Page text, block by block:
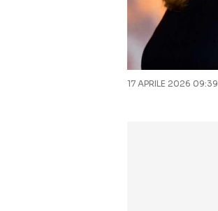
17 APRILE 2026 09:39